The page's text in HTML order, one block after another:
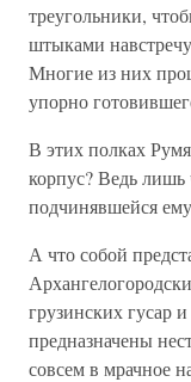
треугольники,
штыками
Многие из них
упорно
В этих полках
корпус? Ведь лишь
подчинявшейся
А что собой
грузинских гусар
предназначены
совсем в мрачное